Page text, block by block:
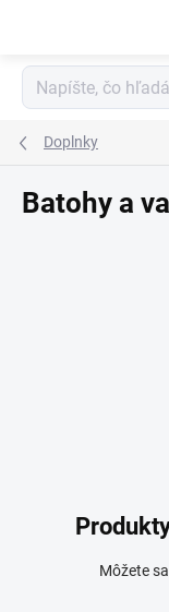
Doplnky
Batohy a
Môžete